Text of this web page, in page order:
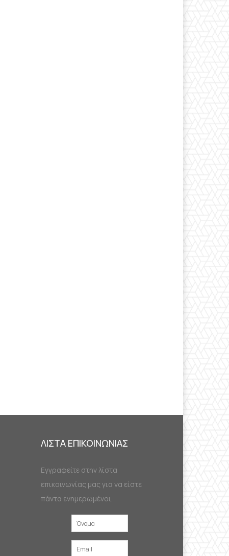
ΛΙΣΤΑ ΕΠΙΚΟΙΝΩΝΙΑΣ
Εγγραφείτε στην λίστα
επικοινωνίας μας για να είστε
πάντα ενημερωμένοι.